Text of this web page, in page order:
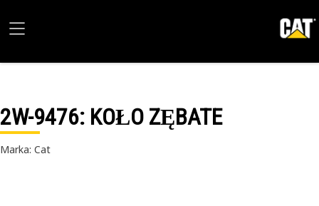
2W-9476: KOŁO ZĘBATE
Marka: Cat